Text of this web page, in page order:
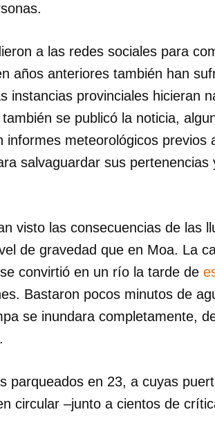
a las redes sociales para
años anteriores también han
instancias provinciales hicieran
se publicó la noticia,
informes meteorológicos previos
salvaguardar sus pertenencias
visto las consecuencias de las
de gravedad que en Moa. La
convirtió en un río la tarde de
Bastaron pocos minutos de
se inundara completamente,
parqueados en 23, a cuyas
circular –junto a cientos de